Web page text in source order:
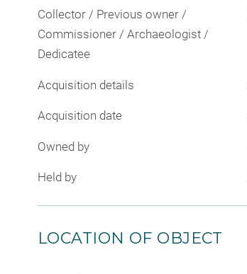
Collector / Previous owner /
Commissioner / Archaeologist /
Dedicatee
Acquisition details
Acquisition date
Owned by
Held by
LOCATION OF OBJECT